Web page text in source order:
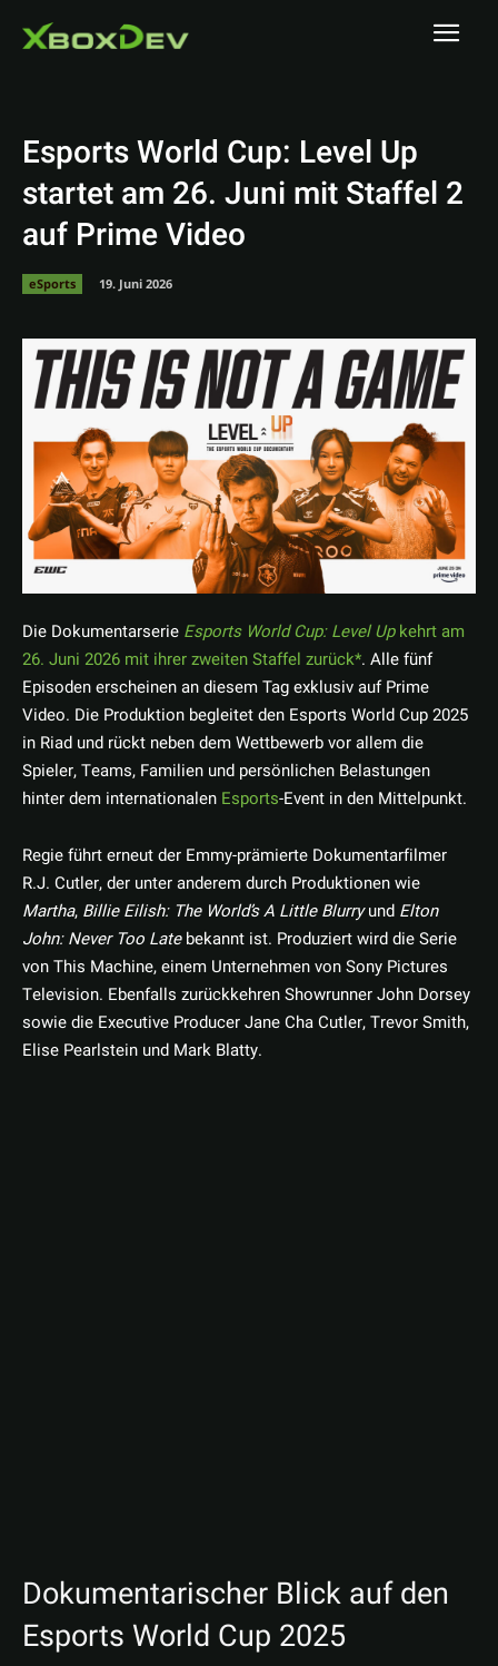
Esports World Cup: Level Up
startet am 26. Juni mit Staffel 2
auf Prime Video
eSports 19. Juni 2026
Die Dokumentarserie Esports World Cup: Level Upkehrt am
26. Juni 2026 mit ihrer zweiten Staffel zurück . Alle fünf
Episoden erscheinen an diesem Tag exklusiv auf Prime
Video. Die Produktion begleitet den Esports World Cup 2025
in Riad und rückt neben dem Wettbewerb vor allem die
Spieler, Teams, Familien und persönlichen Belastungen
hinter dem internationalen Esports-Event in den Mittelpunkt.
Regie führt erneut der Emmy-prämierte Dokumentarfilmer
R.J. Cutler, der unter anderem durch Produktionen wie
Martha, Billie Eilish: The World’s A Little Blurryund Elton
John: Never Too Latebekannt ist. Produziert wird die Serie
von This Machine, einem Unternehmen von Sony Pictures
Television. Ebenfalls zurückkehren Showrunner John Dorsey
sowie die Executive Producer Jane Cha Cutler, Trevor Smith,
Elise Pearlstein und Mark Blatty.
Dokumentarischer Blick auf den
Esports World Cup 2025